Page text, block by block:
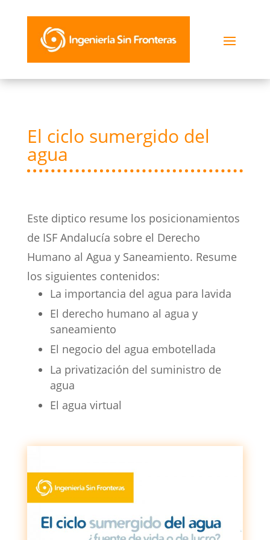
El ciclo sumergido del
agua
Este diptico resume los posicionamientos
de ISF Andalucía sobre el Derecho
Humano al Agua y Saneamiento. Resume
los siguientes contenidos:
La importancia del agua para lavida
El derecho humano al agua y
saneamiento
El negocio del agua embotellada
La privatización del suministro de
agua
El agua virtual